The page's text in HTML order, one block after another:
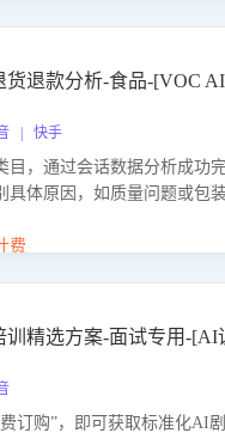
货退款分析-食品-[VOC
| 快手
目，通过会话数据分析成功
具体原因，如质量问题或包
升售后效率。
费
训精选方案-面试专用-[AI
订购”，即可获取标准化AI剧